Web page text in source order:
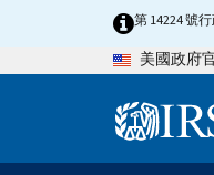
第 14224 號
美國政府